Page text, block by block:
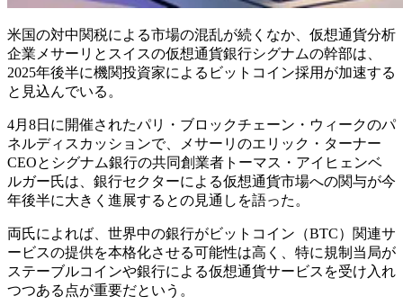
米国の対中関税による市場の混乱が続くなか、仮想通貨分析
企業メサーリとスイスの仮想通貨銀行シグナムの幹部は、
2025年後半に機関投資家によるビットコイン採用が加速する
と見込んでいる。
4月8日に開催されたパリ・ブロックチェーン・ウィークのパ
ネルディスカッションで、メサーリのエリック・ターナー
CEOとシグナム銀行の共同創業者トーマス・アイヒェンベ
ルガー氏は、銀行セクターによる仮想通貨市場への関与が今
年後半に大きく進展するとの見通しを語った。
両氏によれば、世界中の銀行がビットコイン（BTC）関連サ
ービスの提供を本格化させる可能性は高く、特に規制当局が
ステーブルコインや銀行による仮想通貨サービスを受け入れ
つつある点が重要だという。